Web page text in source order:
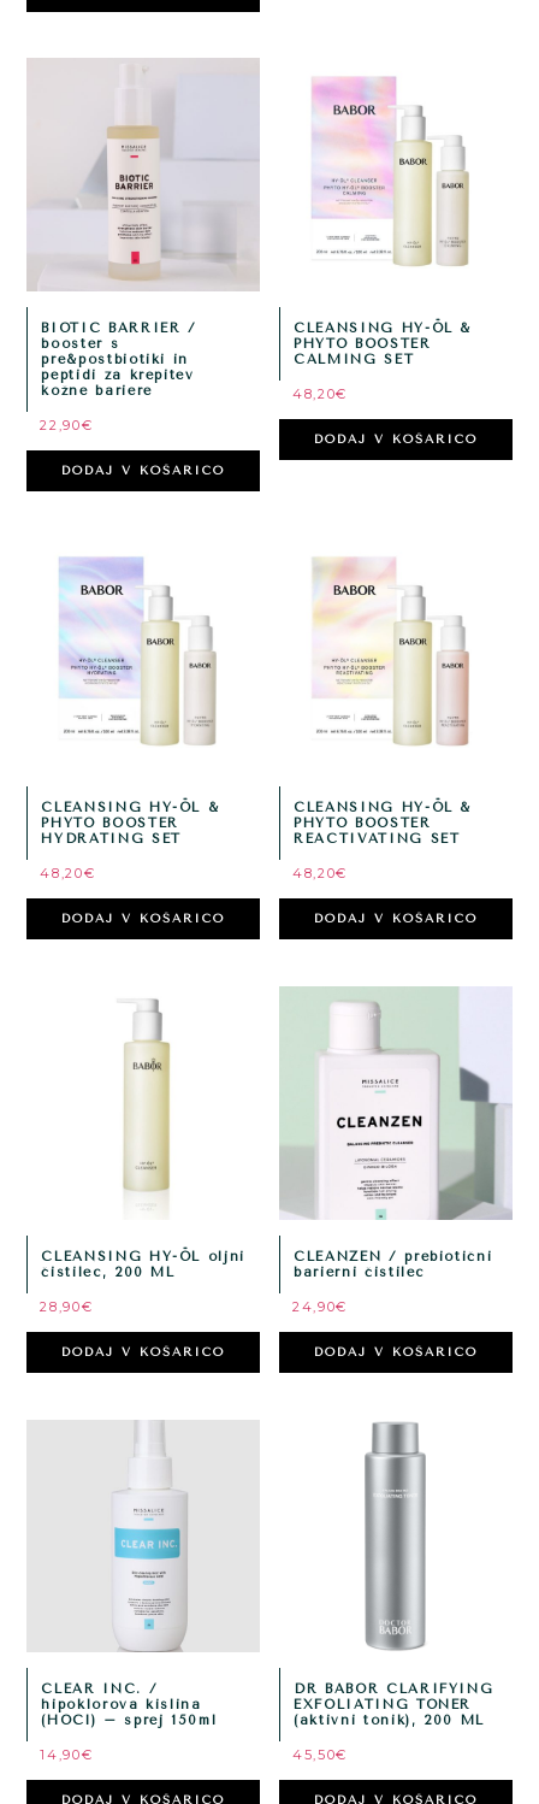
BIOTIC BARRIER /
booster s
pre&postbiotiki in
peptidi za krepitev
kožne bariere
22,90€
DODAJ V KOŠARICO
CLEANSING HY-ÖL &
PHYTO BOOSTER
CALMING SET
48,20€
DODAJ V KOŠARICO
CLEANSING HY-ÖL &
PHYTO BOOSTER
HYDRATING SET
48,20€
DODAJ V KOŠARICO
CLEANSING HY-ÖL &
PHYTO BOOSTER
REACTIVATING SET
48,20€
DODAJ V KOŠARICO
CLEANSING HY-ÖL oljni
čistilec, 200 ML
28,90€
DODAJ V KOŠARICO
CLEANZEN / prebiotični
barierni čistilec
24,90€
DODAJ V KOŠARICO
CLEAR INC. /
hipoklorova kislina
(HOCl) – sprej 150ml
14,90€
DODAJ V KOŠARICO
DR BABOR CLARIFYING
EXFOLIATING TONER
(aktivni tonik), 200 ML
45,50€
DODAJ V KOŠARICO